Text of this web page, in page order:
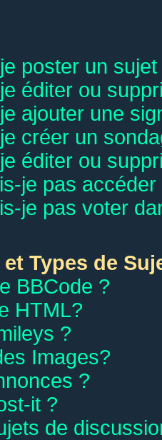
poster un
éditer ou
ajouter une
créer un
éditer ou
je pas
je pas voter
Types de
BBCode ?
HTML?
?
Images?
?
it ?
de